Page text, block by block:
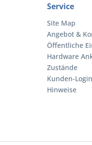
Service
Site Map
Angebot &
Öffentliche
Hardware
Zustände
Kunden-Login
Hinweise